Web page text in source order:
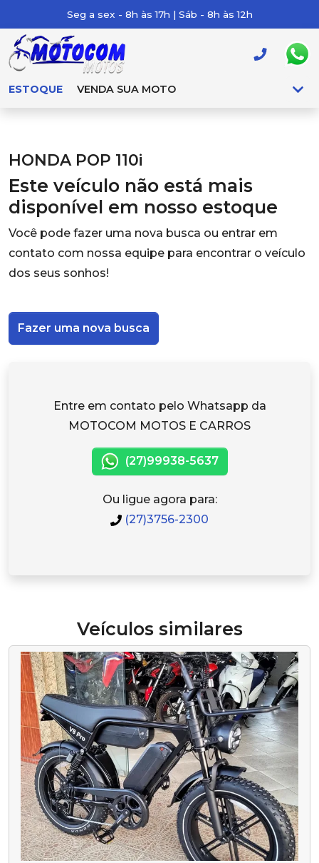
Seg a sex - 8h às 17h | Sáb - 8h às 12h
ESTOQUE VENDA SUA MOTO
HONDA POP 110i
Este veículo não está mais
disponível em nosso estoque
Você pode fazer uma nova busca ou entrar em
contato com nossa equipe para encontrar o veículo
dos seus sonhos!
Fazer uma nova busca
Entre em contato pelo Whatsapp da
MOTOCOM MOTOS E CARROS
(27)99938-5637
Ou ligue agora para:
(27)3756-2300
Veículos similares